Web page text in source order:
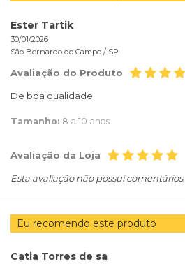
Ester Tartik
30/01/2026
São Bernardo do Campo / SP
Avaliação do Produto
De boa qualidade
Tamanho: 8 a 10 anos
Avaliação da Loja
Esta avaliação não possui comentários.
Eu recomendo este produto
Catia Torres de sa